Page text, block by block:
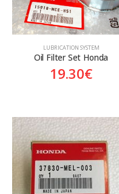
LUBRICATION SYSTEM
Oil Filter Set Honda
19.30€